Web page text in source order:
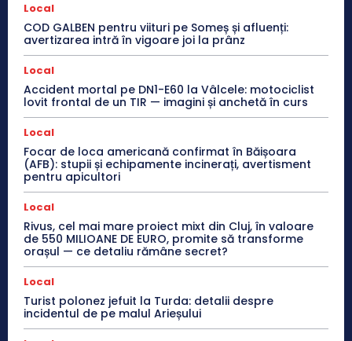
Local
COD GALBEN pentru viituri pe Someș și afluenți:
avertizarea intră în vigoare joi la prânz
Local
Accident mortal pe DN1-E60 la Vâlcele: motociclist
lovit frontal de un TIR — imagini și anchetă în curs
Local
Focar de loca americană confirmat în Băișoara
(AFB): stupii și echipamente incinerați, avertisment
pentru apicultori
Local
Rivus, cel mai mare proiect mixt din Cluj, în valoare
de 550 MILIOANE DE EURO, promite să transforme
orașul — ce detaliu rămâne secret?
Local
Turist polonez jefuit la Turda: detalii despre
incidentul de pe malul Arieșului